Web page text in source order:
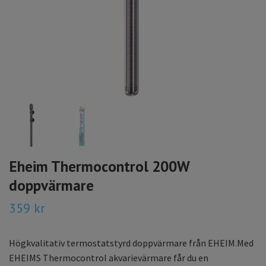
Eheim Thermocontrol 200W
doppvärmare
359 kr
Högkvalitativ termostatstyrd doppvärmare från EHEIM.Med
EHEIMS Thermocontrol akvarievärmare får du en